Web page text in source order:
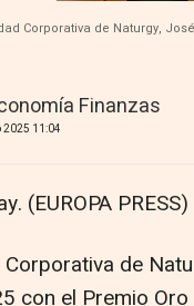
Corporativa de Naturgy,
Finanzas
2025 11:04
(EUROPA
Corporativa de
con el Premio